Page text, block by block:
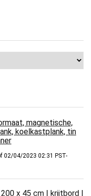
magnetische,
koelkastplank, tin
02/04/2023 02:31 PST-
x 45 cm | krijtbord |